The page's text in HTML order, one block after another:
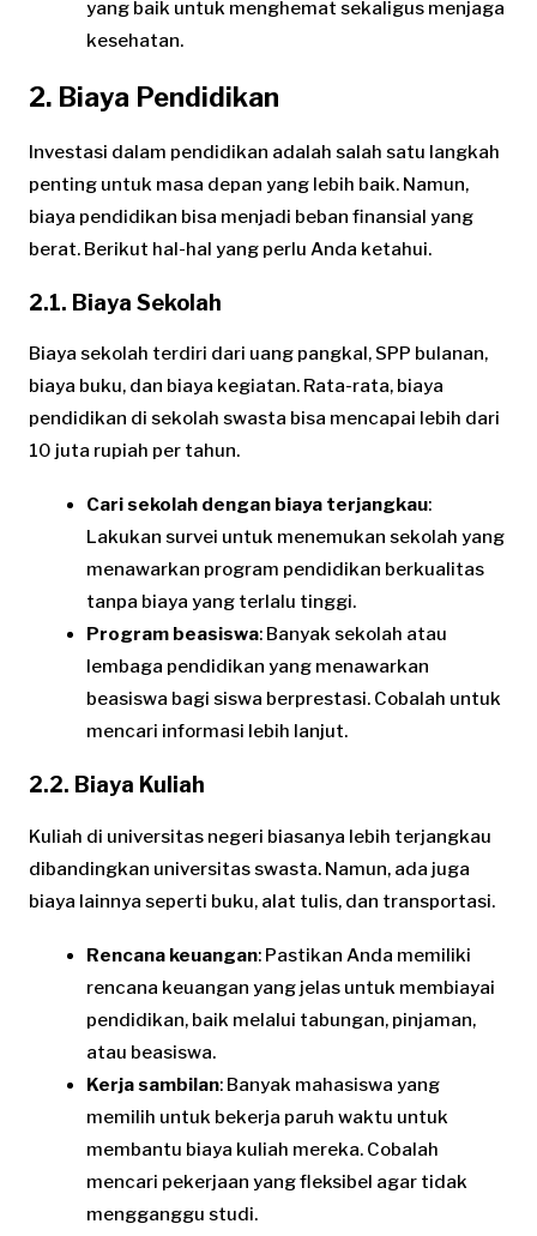
yang baik untuk menghemat sekaligus menjaga
kesehatan.
2. Biaya Pendidikan
Investasi dalam pendidikan adalah salah satu langkah
penting untuk masa depan yang lebih baik. Namun,
biaya pendidikan bisa menjadi beban finansial yang
berat. Berikut hal-hal yang perlu Anda ketahui.
2.1. Biaya Sekolah
Biaya sekolah terdiri dari uang pangkal, SPP bulanan,
biaya buku, dan biaya kegiatan. Rata-rata, biaya
pendidikan di sekolah swasta bisa mencapai lebih dari
10 juta rupiah per tahun.
Cari sekolah dengan biaya terjangkau:
Lakukan survei untuk menemukan sekolah yang
menawarkan program pendidikan berkualitas
tanpa biaya yang terlalu tinggi.
Program beasiswa: Banyak sekolah atau
lembaga pendidikan yang menawarkan
beasiswa bagi siswa berprestasi. Cobalah untuk
mencari informasi lebih lanjut.
2.2. Biaya Kuliah
Kuliah di universitas negeri biasanya lebih terjangkau
dibandingkan universitas swasta. Namun, ada juga
biaya lainnya seperti buku, alat tulis, dan transportasi.
Rencana keuangan: Pastikan Anda memiliki
rencana keuangan yang jelas untuk membiayai
pendidikan, baik melalui tabungan, pinjaman,
atau beasiswa.
Kerja sambilan: Banyak mahasiswa yang
memilih untuk bekerja paruh waktu untuk
membantu biaya kuliah mereka. Cobalah
mencari pekerjaan yang fleksibel agar tidak
mengganggu studi.